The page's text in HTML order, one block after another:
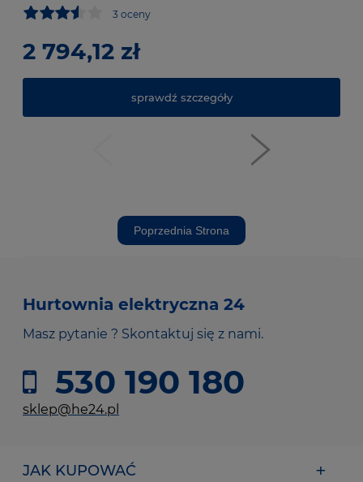
3 oceny
2 794,12 zł
sprawdź szczegóły
Poprzednia Strona
Hurtownia elektryczna 24
Masz pytanie ? Skontaktuj się z nami.
530 190 180
sklep@he24.pl
JAK KUPOWAĆ